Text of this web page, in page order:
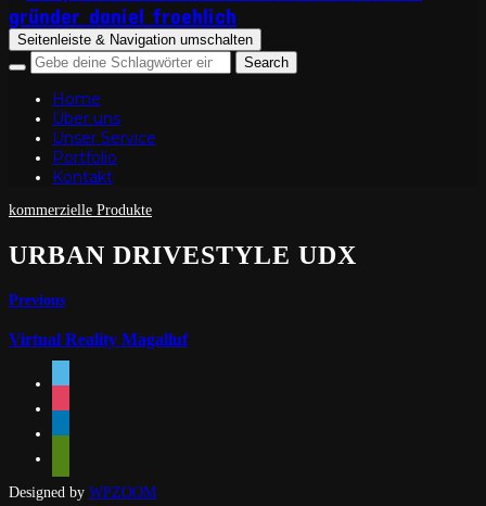
Seitenleiste & Navigation umschalten
Home
Über uns
Unser Service
Portfolio
Kontakt
kommerzielle Produkte
URBAN DRIVESTYLE UDX
Previous
Virtual Reality Magalluf
Designed by WPZOOM